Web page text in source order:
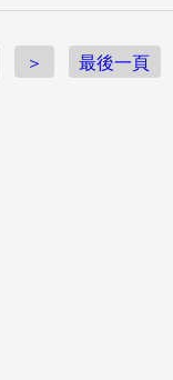
＞ 最後一頁